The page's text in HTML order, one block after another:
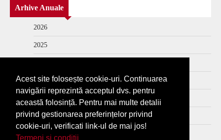
Acest site folosește cookie-uri. Continuarea
navigării reprezintă acceptul dvs. pentru
această folosință. Pentru mai multe detalii
privind gestionarea preferințelor privind
cookie-uri, verificati link-ul de mai jos!
Termeni si conditii
Arhive Anuale
2026
2025
2023
2022
2021
2020